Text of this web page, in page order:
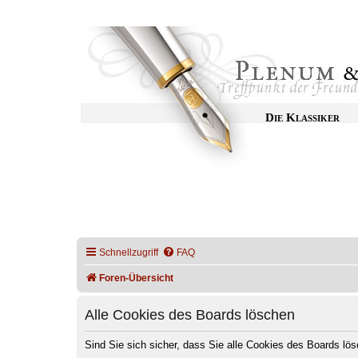
Die Klassiker
Schnellzugriff FAQ
Foren-Übersicht
Alle Cookies des Boards löschen
Sind Sie sich sicher, dass Sie alle Cookies des Boards